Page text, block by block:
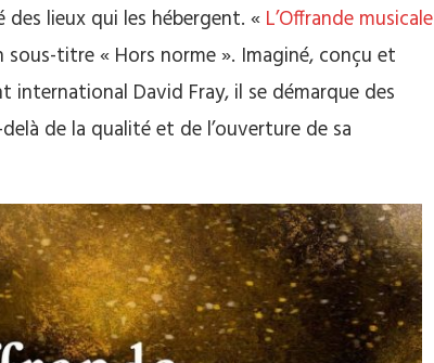
lieux qui les hébergent. « L’Offrande musicale
sous-titre « Hors norme ». Imaginé, conçu et
David Fray, il se démarque des
de la qualité et de l’ouverture de sa